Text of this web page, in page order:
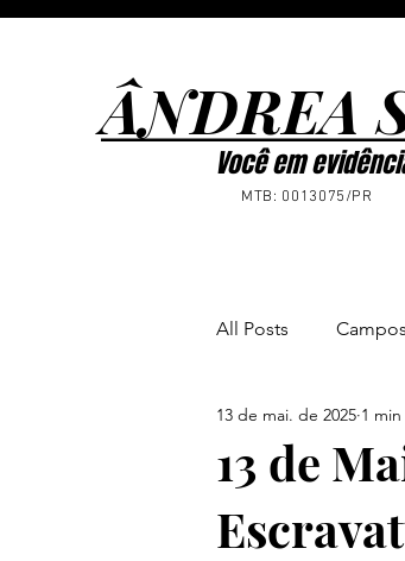
ÂNDREA
ÂNDREA
Você em
MTB: 0013075/PR
All Posts
Ponta Grossa
13 de
13 de mai. de 2025 1